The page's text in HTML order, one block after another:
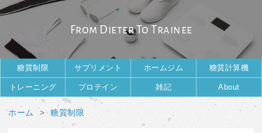
From Dieter To Trainee
糖質制限 サプリメント ホームジム 糖質計算機
トレーニング プロテイン 雑記 About
ホーム 糖質制限